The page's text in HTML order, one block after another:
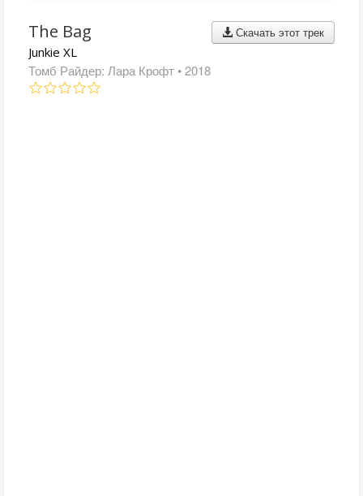
Скачать этот трек
The Bag
Junkie XL
Томб Райдер: Лара Крофт • 2018